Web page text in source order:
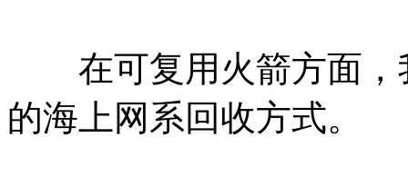
在可复用火箭方面，
的海上网系回收方式。